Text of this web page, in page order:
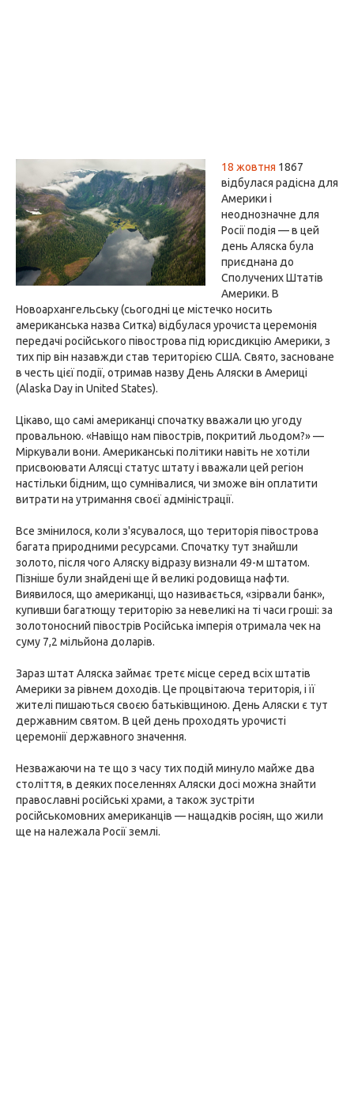
18 жовтня 1867
відбулася радісна для
Америки і
неоднозначне для
Росії подія — в цей
день Аляска була
приєднана до
Сполучених Штатів
Америки. В
Новоархангельську (сьогодні це містечко носить
американська назва Ситка) відбулася урочиста церемонія
передачі російського півострова під юрисдикцію Америки, з
тих пір він назавжди став територією США. Свято, засноване
в честь цієї події, отримав назву День Аляски в Америці
(Alaska Day in United States).
Цікаво, що самі американці спочатку вважали цю угоду
провальною. «Навіщо нам півострів, покритий льодом?» —
Міркували вони. Американські політики навіть не хотіли
присвоювати Алясці статус штату і вважали цей регіон
настільки бідним, що сумнівалися, чи зможе він оплатити
витрати на утримання своєї адміністрації.
Все змінилося, коли з'ясувалося, що територія півострова
багата природними ресурсами. Спочатку тут знайшли
золото, після чого Аляску відразу визнали 49-м штатом.
Пізніше були знайдені ще й великі родовища нафти.
Виявилося, що американці, що називається, «зірвали банк»,
купивши багатющу територію за невеликі на ті часи гроші: за
золотоносний півострів Російська імперія отримала чек на
суму 7,2 мільйона доларів.
Зараз штат Аляска займає третє місце серед всіх штатів
Америки за рівнем доходів. Це процвітаюча територія, і її
жителі пишаються своєю батьківщиною. День Аляски є тут
державним святом. В цей день проходять урочисті
церемонії державного значення.
Незважаючи на те що з часу тих подій минуло майже два
століття, в деяких поселеннях Аляски досі можна знайти
православні російські храми, а також зустріти
російськомовних американців — нащадків росіян, що жили
ще на належала Росії землі.